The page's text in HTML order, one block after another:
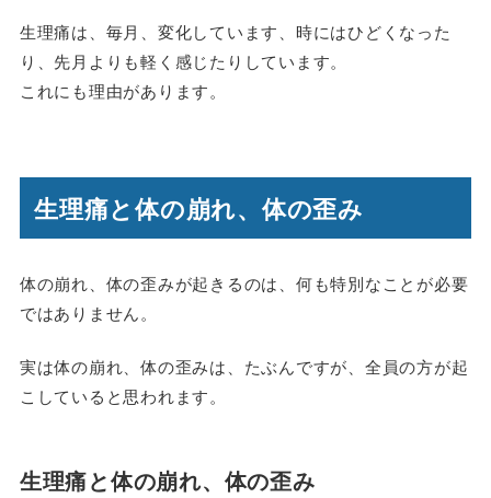
生理痛は、毎月、変化しています、時にはひどくなった
り、先月よりも軽く感じたりしています。
これにも理由があります。
生理痛と体の崩れ、体の歪み
体の崩れ、体の歪みが起きるのは、何も特別なことが必要
ではありません。
実は体の崩れ、体の歪みは、たぶんですが、全員の方が起
こしていると思われます。
生理痛と体の崩れ、体の歪み